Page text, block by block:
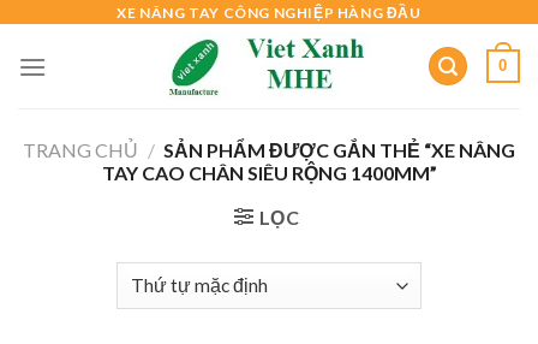
content
XE NÂNG TAY CÔNG NGHIỆP HÀNG ĐẦU
0
TRANG CHỦ / SẢN PHẨM ĐƯỢC GẮN THẺ “XE NÂNG
TAY CAO CHÂN SIÊU RỘNG 1400MM”
LỌC